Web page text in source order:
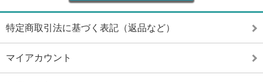
特定商取引法に基づく表記（返品など）
マイアカウント